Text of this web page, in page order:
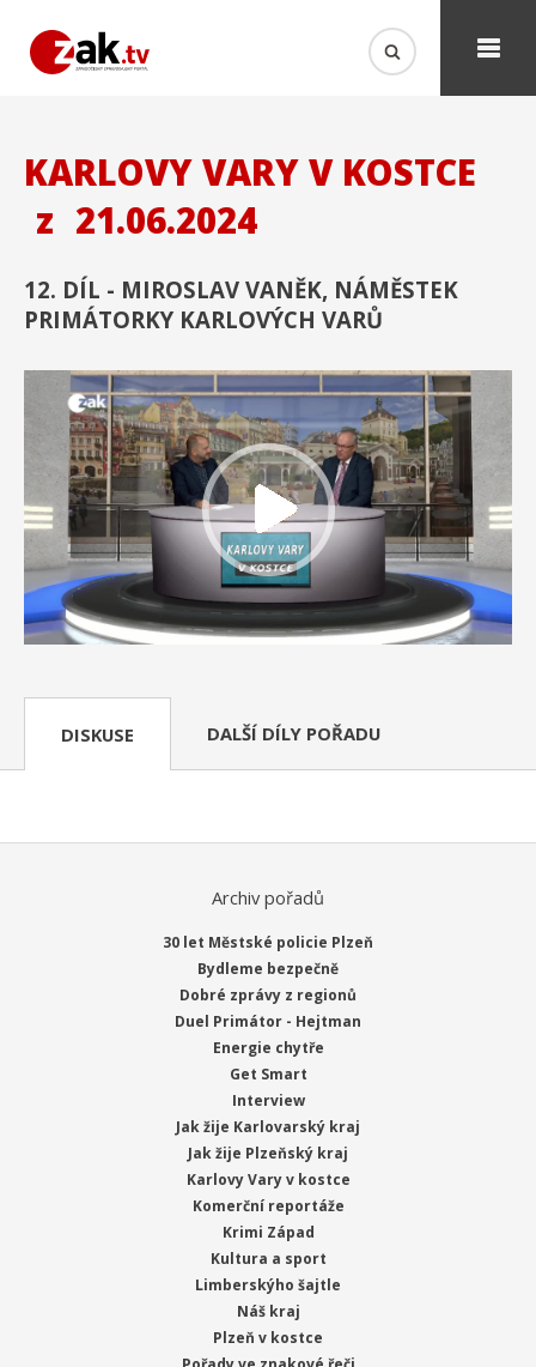
KARLOVY VARY V KOSTCE
z 21.06.2024
12. DÍL - MIROSLAV VANĚK, NÁMĚSTEK
PRIMÁTORKY KARLOVÝCH VARŮ
DISKUSE DALŠÍ DÍLY POŘADU
Archiv pořadů
30 let Městské policie Plzeň
Bydleme bezpečně
Dobré zprávy z regionů
Duel Primátor - Hejtman
Energie chytře
Get Smart
Interview
Jak žije Karlovarský kraj
Jak žije Plzeňský kraj
Karlovy Vary v kostce
Komerční reportáže
Krimi Západ
Kultura a sport
Limberskýho šajtle
Náš kraj
Plzeň v kostce